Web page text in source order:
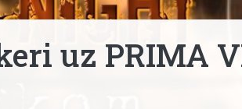
uz PRIMA